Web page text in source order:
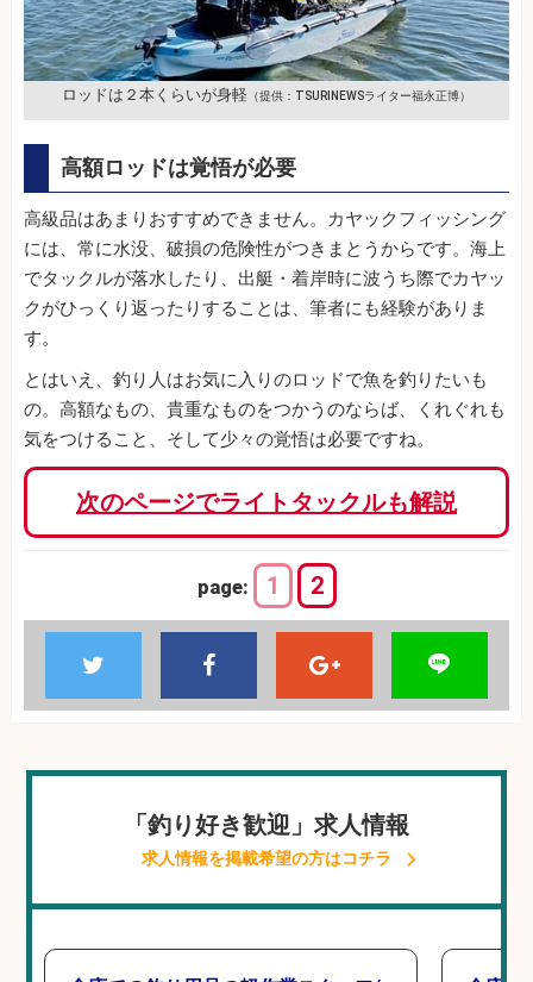
ロッドは２本くらいが身軽 （提供：TSURINEWSライター福永正博）
高額ロッドは覚悟が必要
高級品はあまりおすすめできません。カヤックフィッシング
には、常に水没、破損の危険性がつきまとうからです。海上
でタックルが落水したり、出艇・着岸時に波うち際でカヤッ
クがひっくり返ったりすることは、筆者にも経験がありま
す。
とはいえ、釣り人はお気に入りのロッドで魚を釣りたいも
の。高額なもの、貴重なものをつかうのならば、くれぐれも
気をつけること、そして少々の覚悟は必要ですね。
次のページでライトタックルも解説
page: 1 2
「釣り好き歓迎」求人情報
求人情報を掲載希望の方はコチラ